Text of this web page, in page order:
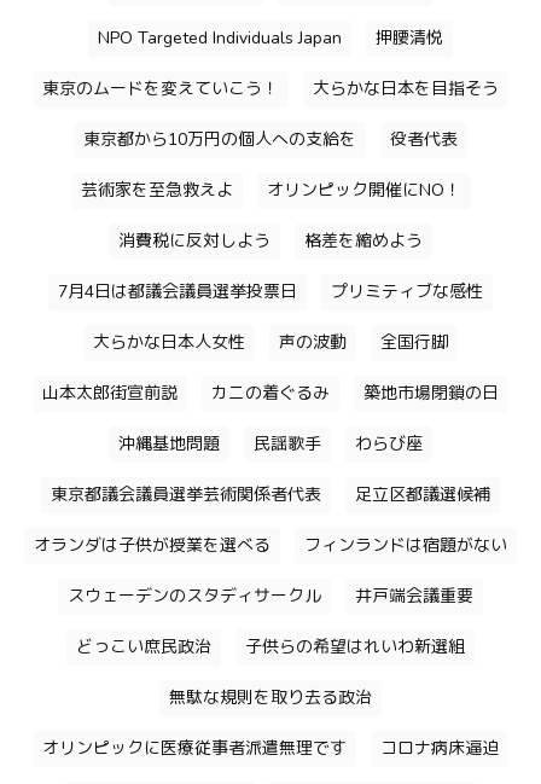
NPO Targeted Individuals Japan 押腰清悦
東京のムードを変えていこう！ 大らかな日本を目指そう
東京都から10万円の個人への支給を 役者代表
芸術家を至急救えよ オリンピック開催にNO！
消費税に反対しよう 格差を縮めよう
7月4日は都議会議員選挙投票日 プリミティブな感性
大らかな日本人女性 声の波動 全国行脚
山本太郎街宣前説 カニの着ぐるみ 築地市場閉鎖の日
沖縄基地問題 民謡歌手 わらび座
東京都議会議員選挙芸術関係者代表 足立区都議選候補
オランダは子供が授業を選べる フィンランドは宿題がない
スウェーデンのスタディサークル 井戸端会議重要
どっこい庶民政治 子供らの希望はれいわ新選組
無駄な規則を取り去る政治
オリンピックに医療従事者派遣無理です コロナ病床逼迫